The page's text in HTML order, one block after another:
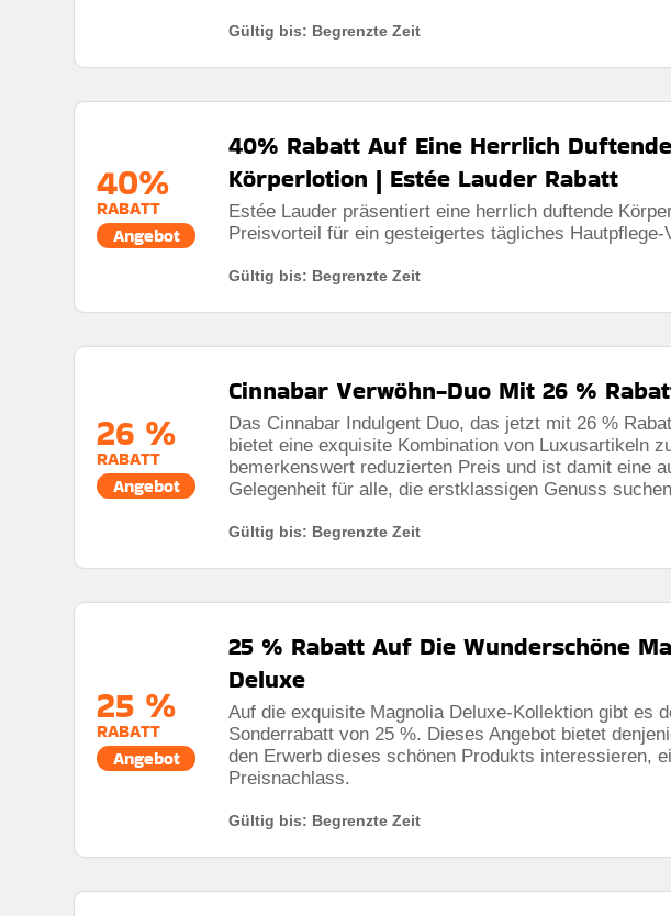
Gültig bis: Begrenzte Zeit
40%
RABATT
Angebot
40% Rabatt Auf Eine Herrlich Duftende
Körperlotion | Estée Lauder Rabatt
Estée Lauder präsentiert eine herrlich duftende
Preisvorteil für ein gesteigertes tägliches Hautpflege-
Gültig bis: Begrenzte Zeit
26 %
RABATT
Angebot
Cinnabar Verwöhn-Duo Mit 26 %
Das Cinnabar Indulgent Duo, das jetzt mit 26 %
bietet eine exquisite Kombination von Luxusartikeln
bemerkenswert reduzierten Preis und ist damit eine
Gelegenheit für alle, die erstklassigen Genuss
Gültig bis: Begrenzte Zeit
25 %
RABATT
Angebot
25 % Rabatt Auf Die Wunderschöne
Deluxe
Auf die exquisite Magnolia Deluxe-Kollektion gibt es
Sonderrabatt von 25 %. Dieses Angebot bietet
den Erwerb dieses schönen Produkts interessieren,
Preisnachlass.
Gültig bis: Begrenzte Zeit